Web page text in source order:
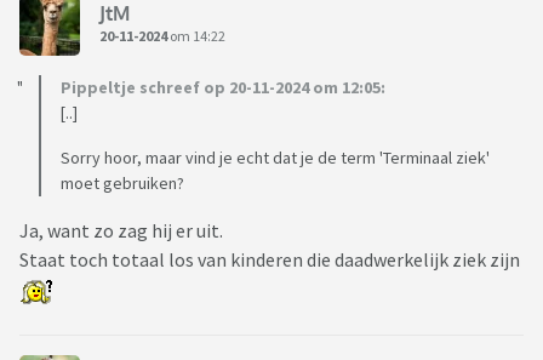
JtM
20-11-2024om 14:22
Pippeltje schreef op 20-11-2024 om 12:05:
[..]
Sorry hoor, maar vind je echt dat je de term 'Terminaal ziek'
moet gebruiken?
Ja, want zo zag hij er uit.
Staat toch totaal los van kinderen die daadwerkelijk ziek zijn